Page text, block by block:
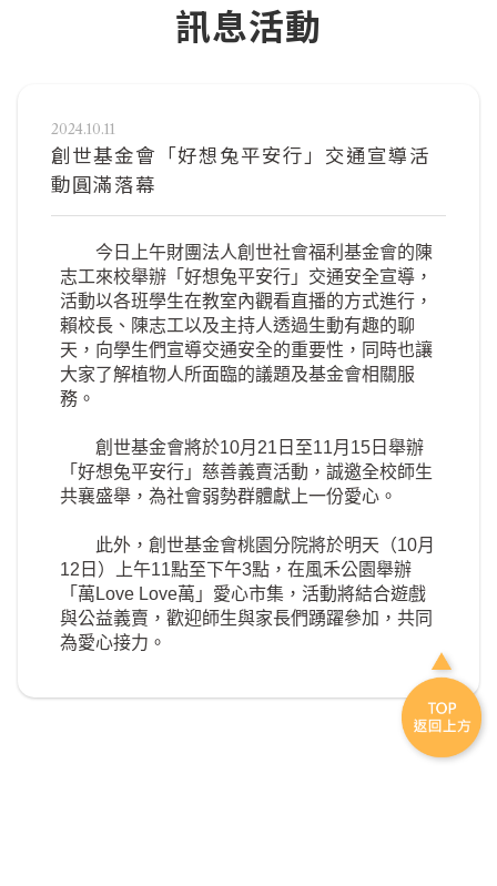
訊息活動
2024.10.11
創世基金會「好想兔平安行」交通宣導活
動圓滿落幕
今日上午財團法人創世社會福利基金會的陳
志工來校舉辦「好想兔平安行」交通安全宣導，
活動以各班學生在教室內觀看直播的方式進行，
賴校長、陳志工以及主持人透過生動有趣的聊
天，向學生們宣導交通安全的重要性，同時也讓
大家了解植物人所面臨的議題及基金會相關服
務。
創世基金會將於10月21日至11月15日舉辦
「好想兔平安行」慈善義賣活動，誠邀全校師生
共襄盛舉，為社會弱勢群體獻上一份愛心。
此外，創世基金會桃園分院將於明天（10月
12日）上午11點至下午3點，在風禾公園舉辦
「萬Love Love萬」愛心市集，活動將結合遊戲
與公益義賣，歡迎師生與家長們踴躍參加，共同
為愛心接力。